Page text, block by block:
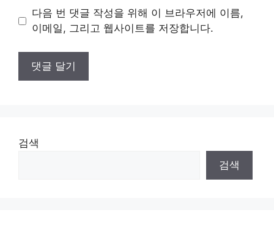
트
다음 번 댓글 작성을 위해 이 브라우저에 이름,
이메일, 그리고 웹사이트를 저장합니다.
검색
검색